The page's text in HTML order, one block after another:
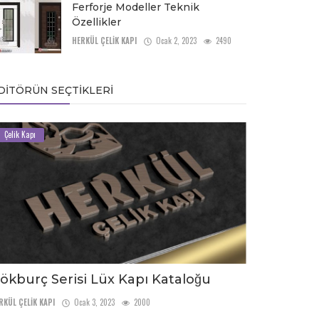
Ferforje Modeller Teknik
Özellikler
HERKÜL ÇELİK KAPI Ocak 2, 2023 2490
SEÇTIKLERI
Çelik Kapı
Serisi Lüx Kapı Kataloğu
ÇELİK KAPI Ocak 3, 2023 2000